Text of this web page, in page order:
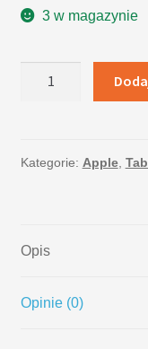
3 w magazynie
2017
Space
Kategorie: Apple,
Opis
Opinie (0)